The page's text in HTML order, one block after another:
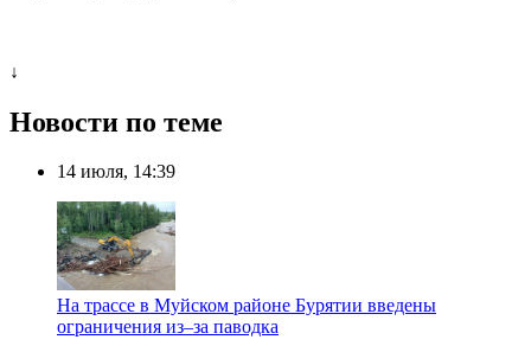
↓
Новости по теме
14 июля, 14:39
️На трассе в Муйском районе Бурятии введены
ограничения из–за паводка